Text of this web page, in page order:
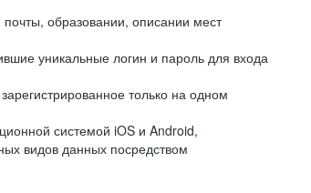
образовании, описании мест
уникальные логин и пароль для входа
только на одном
системой iOS и Android,
видов данных посредством